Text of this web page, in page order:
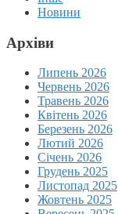
Новини
Архіви
Липень 2026
Червень 2026
Травень 2026
Квітень 2026
Березень 2026
Лютий 2026
Січень 2026
Грудень 2025
Листопад 2025
Жовтень 2025